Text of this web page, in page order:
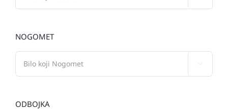
NOGOMET
ODBOJKA